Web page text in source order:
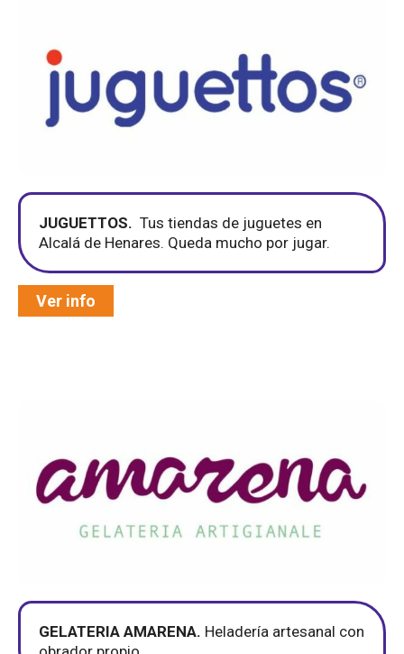
JUGUETTOS. Tus tiendas de juguetes en
Alcalá de Henares. Queda mucho por jugar.
Ver info
GELATERIA AMARENA. Heladería artesanal con